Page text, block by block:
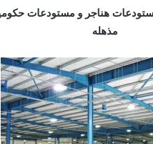
هناجر و مستودعات
مذهله